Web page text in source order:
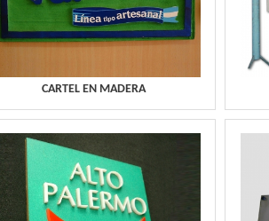
CARTEL EN MADERA